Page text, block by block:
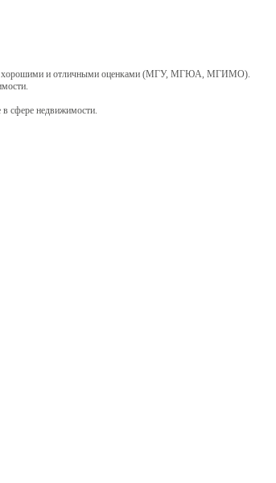
с хорошими и отличными оценками (МГУ, МГЮА, МГИМО).
в сфере недвижимости.